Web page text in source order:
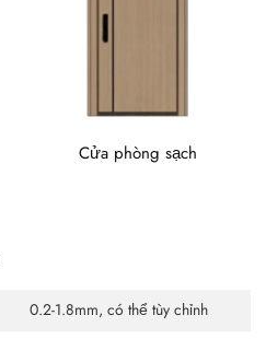
Cửa phòng sạch
0.2-1.8mm, có thể tùy chỉnh